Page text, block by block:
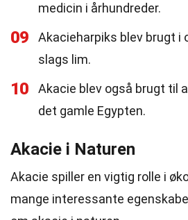
medicin i århundreder.
09
Akacieharpiks blev brugt i
slags lim.
10
Akacie blev også brugt til
det gamle Egypten.
Akacie i Naturen
Akacie spiller en vigtig rolle i
mange interessante